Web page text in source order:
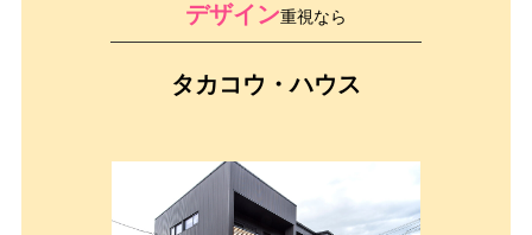
デザイン重視なら
タカコウ・ハウス